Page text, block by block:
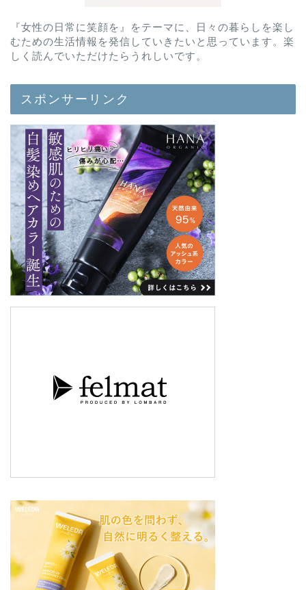
『女性の日常に笑顔を』をテーマに、日々の暮らしを楽し
むための生活情報を発信していきたいと思っています。楽
しく読んでいただけたらうれしいです。
スポンサーリンク